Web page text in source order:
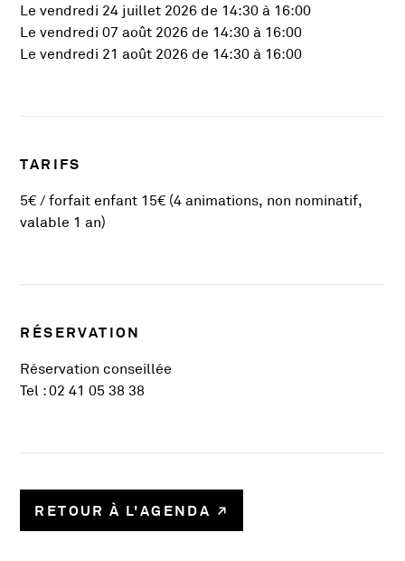
Le vendredi 24 juillet 2026 de 14:30 à 16:00
Le vendredi 07 août 2026 de 14:30 à 16:00
Le vendredi 21 août 2026 de 14:30 à 16:00
TARIFS
5€ / forfait enfant 15€ (4 animations, non nominatif,
valable 1 an)
RÉSERVATION
Réservation conseillée
Tel : 02 41 05 38 38
RETOUR À L'AGENDA